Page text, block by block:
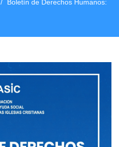
/
Boletín de Derechos Humanos: